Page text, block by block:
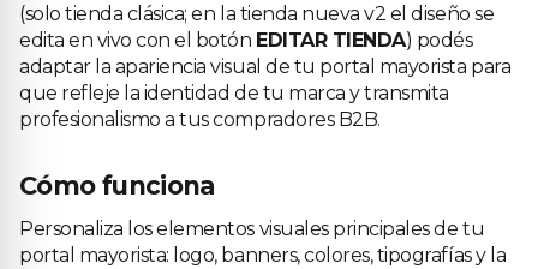
(solo tienda clásica; en la tienda nueva v2 el diseño se
edita en vivo con el botón EDITAR TIENDA) podés
adaptar la apariencia visual de tu portal mayorista para
que refleje la identidad de tu marca y transmita
profesionalismo a tus compradores B2B.
Cómo funciona
Personaliza los elementos visuales principales de tu
portal mayorista: logo, banners, colores, tipografías y la